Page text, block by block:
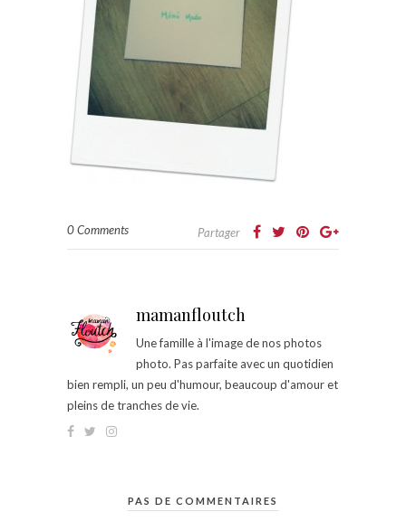
0 Comments Partager
mamanfloutch
Une famille à l'image de nos photos
photo. Pas parfaite avec un quotidien
bien rempli, un peu d'humour, beaucoup d'amour et
pleins de tranches de vie.
PAS DE COMMENTAIRES